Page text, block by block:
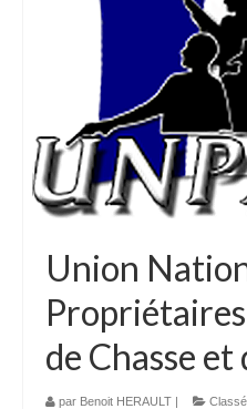
Union
Propriétaires
de Chasse et
par Benoit HERAULT |